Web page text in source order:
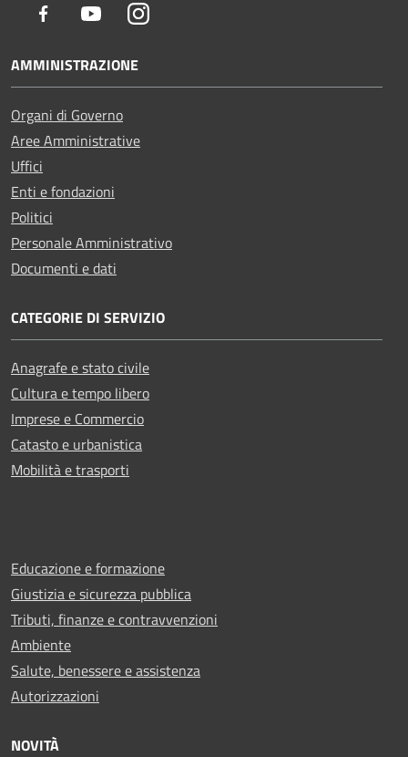
Facebook YoutubeInstagram
AMMINISTRAZIONE
Organi di Governo
Aree Amministrative
Uffici
Enti e fondazioni
Politici
Personale Amministrativo
Documenti e dati
CATEGORIE DI SERVIZIO
Anagrafe e stato civile
Cultura e tempo libero
Imprese e Commercio
Catasto e urbanistica
Mobilità e trasporti
Educazione e formazione
Giustizia e sicurezza pubblica
Tributi, finanze e contravvenzioni
Ambiente
Salute, benessere e assistenza
Autorizzazioni
NOVITÀ